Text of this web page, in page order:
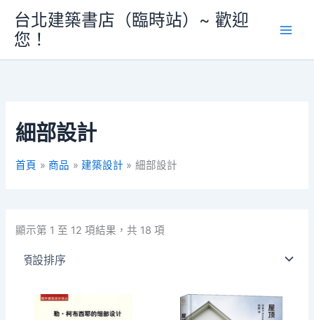
要
台北建築書店（臨時站）~ 歡迎
您！
細部設計
首頁 商品 建築設計 細部設計
顯示第 1 至 12 項結果，共 18 項